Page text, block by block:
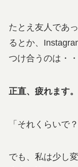
たとえ友人であ
るとか、
つけ合うのは・・
正直、疲れます。
「それくらいで
でも、私は少し